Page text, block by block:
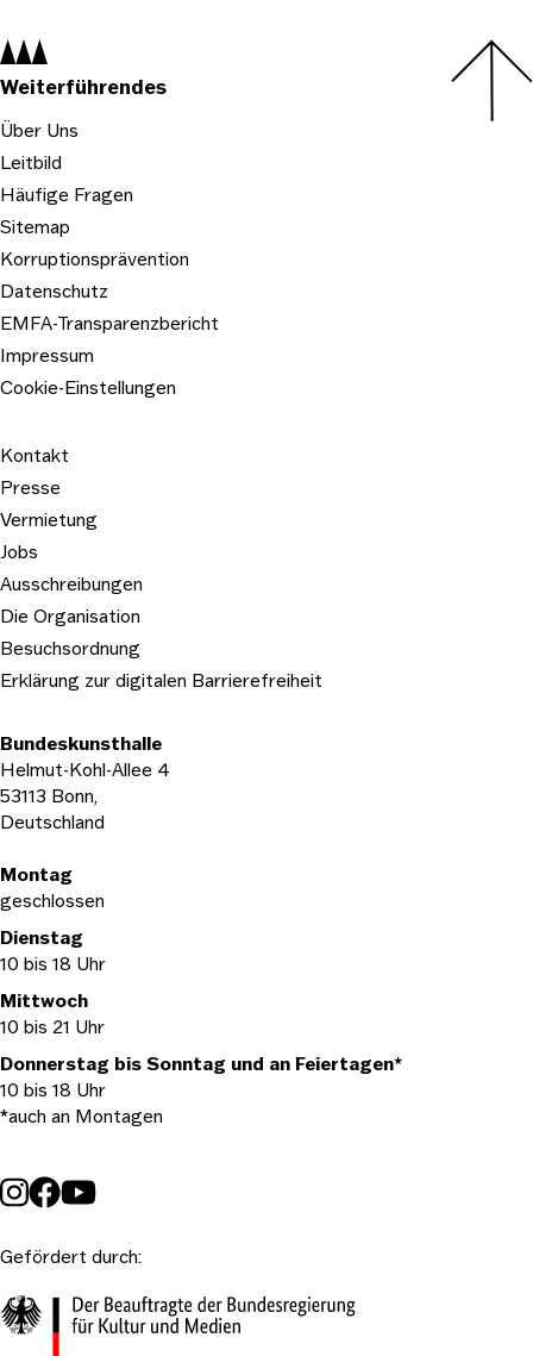
Gefördert durch:
Navigation:
Weiterführendes
Über Uns
Leitbild
Häufige Fragen
Sitemap
Korruptionsprävention
Datenschutz
EMFA-Transparenzbericht
Impressum
Cookie-Einstellungen
Kontakt
Presse
Vermietung
Jobs
Ausschreibungen
Die Organisation
Besuchsordnung
Erklärung zur digitalen Barrierefreiheit
Bundeskunsthalle
Helmut-Kohl-Allee 4
53113 Bonn,
Deutschland
Öffnungszeiten
Montag
geschlossen
Dienstag
10 bis 18 Uhr
Mittwoch
10 bis 21 Uhr
Donnerstag bis Sonntag und an Feiertagen*
10 bis 18 Uhr
*auch an Montagen